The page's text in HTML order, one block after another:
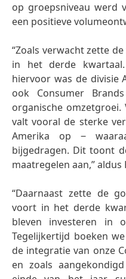
op groepsniveau werd
een positieve
“Zoals verwacht zette
in het derde
hiervoor was de divisie
ook Consumer
organische
valt vooral de sterke
Amerika op ‒
bijgedragen. Dit toont
maatregelen aan,” aldus
“Daarnaast zette de
voort in het derde
bleven investeren in
Tegelijkertijd boeken
de integratie van onze
en zoals